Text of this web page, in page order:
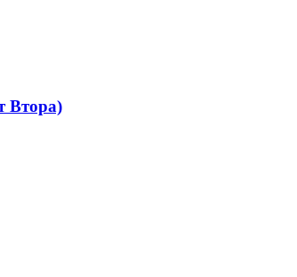
Втора)